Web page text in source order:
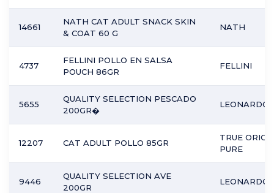
14661
NATH CAT ADULT SNACK SKIN
& COAT 60 G
NATH
4737
FELLINI POLLO EN SALSA
POUCH 86GR
FELLINI
5655
QUALITY SELECTION PESCADO
200GR�
LEONARDO
12207 CAT ADULT POLLO 85GR
TRUE
PURE
9446
QUALITY SELECTION AVE
200GR
LEONARDO